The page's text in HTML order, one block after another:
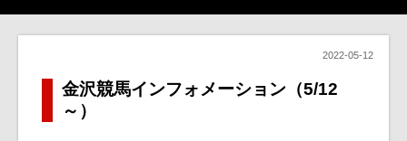
2022-05-12
金沢競馬インフォメーション（5/12
～）